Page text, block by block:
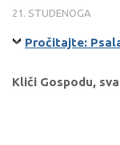
21. STUDENOGA
Pročitajte:
Kliči Gospodu,